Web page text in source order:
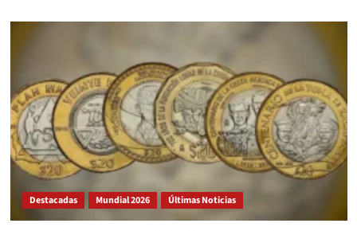
Destacadas Mundial 2026 Últimas Noticias